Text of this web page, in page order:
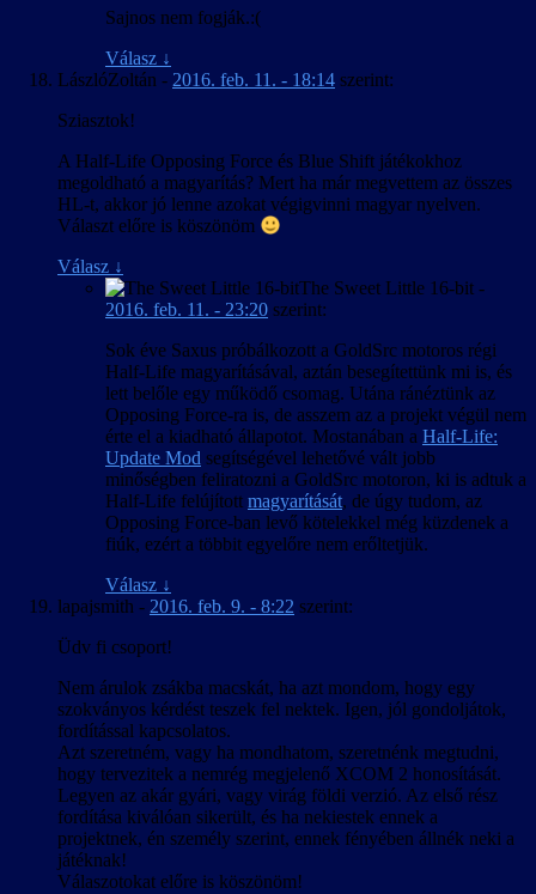
Sajnos nem fogják.:(
Válasz ↓
LászlóZoltán - 2016. feb. 11. - 18:14 szerint:
Sziasztok!
A Half-Life Opposing Force és Blue Shift játékokhoz
megoldható a magyarítás? Mert ha már megvettem az összes
HL-t, akkor jó lenne azokat végigvinni magyar nyelven.
Választ előre is köszönöm
Válasz ↓
The Sweet Little 16-bit -
2016. feb. 11. - 23:20 szerint:
Sok éve Saxus próbálkozott a GoldSrc motoros régi
Half-Life magyarításával, aztán besegítettünk mi is, és
lett belőle egy működő csomag. Utána ránéztünk az
Opposing Force-ra is, de asszem az a projekt végül nem
érte el a kiadható állapotot. Mostanában a Half-Life:
Update Mod segítségével lehetővé vált jobb
minőségben feliratozni a GoldSrc motoron, ki is adtuk a
Half-Life felújított magyarítását, de úgy tudom, az
Opposing Force-ban levő kötelekkel még küzdenek a
fiúk, ezért a többit egyelőre nem erőltetjük.
Válasz ↓
lapajsmith - 2016. feb. 9. - 8:22 szerint:
Üdv fi csoport!
Nem árulok zsákba macskát, ha azt mondom, hogy egy
szokványos kérdést teszek fel nektek. Igen, jól gondoljátok,
fordítással kapcsolatos.
Azt szeretném, vagy ha mondhatom, szeretnénk megtudni,
hogy tervezitek a nemrég megjelenő XCOM 2 honosítását.
Legyen az akár gyári, vagy virág földi verzió. Az első rész
fordítása kiválóan sikerült, és ha nekiestek ennek a
projektnek, én személy szerint, ennek fényében állnék neki a
játéknak!
Válaszotokat előre is köszönöm!